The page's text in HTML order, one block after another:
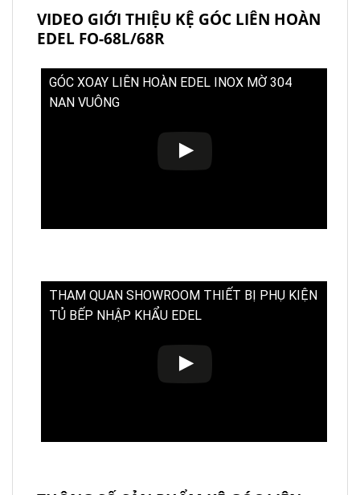
VIDEO GIỚI THIỆU KỆ GÓC LIÊN HOÀN
EDEL FO-68L/68R
GÓC XOAY LIÊN HOÀN EDEL INOX MỜ 304
NAN VUÔNG
THAM QUAN SHOWROOM THIẾT BỊ PHỤ KIỆN
TỦ BẾP NHẬP KHẨU EDEL